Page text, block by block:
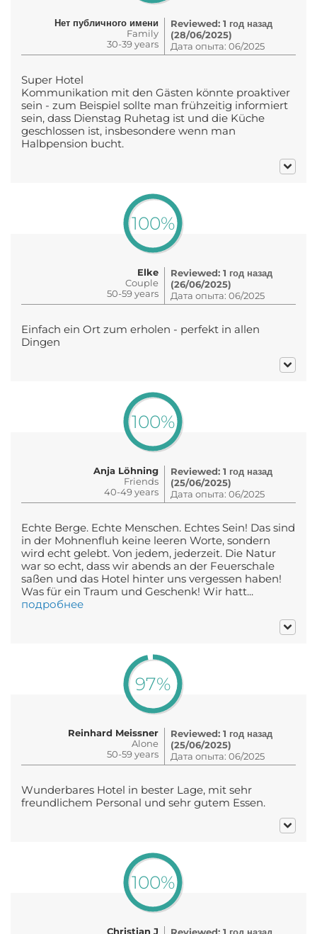
Нет публичного имени
Family
30-39 years
Reviewed: 1 год назад
(28/06/2025)
Дата опыта: 06/2025
Super Hotel
Kommunikation mit den Gästen könnte proaktiver
sein - zum Beispiel sollte man frühzeitig informiert
sein, dass Dienstag Ruhetag ist und die Küche
geschlossen ist, insbesondere wenn man
Halbpension bucht.
100%
Elke
Couple
50-59 years
Reviewed: 1 год назад
(26/06/2025)
Дата опыта: 06/2025
Einfach ein Ort zum erholen - perfekt in allen
Dingen
100%
Anja Löhning
Friends
40-49 years
Reviewed: 1 год назад
(25/06/2025)
Дата опыта: 06/2025
Echte Berge. Echte Menschen. Echtes Sein! Das sind
in der Mohnenfluh keine leeren Worte, sondern
wird echt gelebt. Von jedem, jederzeit. Die Natur
war so echt, dass wir abends an der Feuerschale
saßen und das Hotel hinter uns vergessen haben!
Was für ein Traum und Geschenk! Wir hatt...
подробнее
97%
Reinhard Meissner
Alone
50-59 years
Reviewed: 1 год назад
(25/06/2025)
Дата опыта: 06/2025
Wunderbares Hotel in bester Lage, mit sehr
freundlichem Personal und sehr gutem Essen.
100%
Christian J